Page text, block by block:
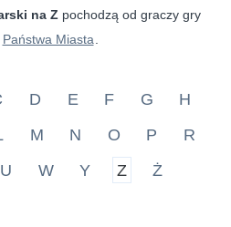
na Z pochodzą od graczy gry
Państwa Miasta
D E F G
H
M N O P
R
U W Y Z Ż